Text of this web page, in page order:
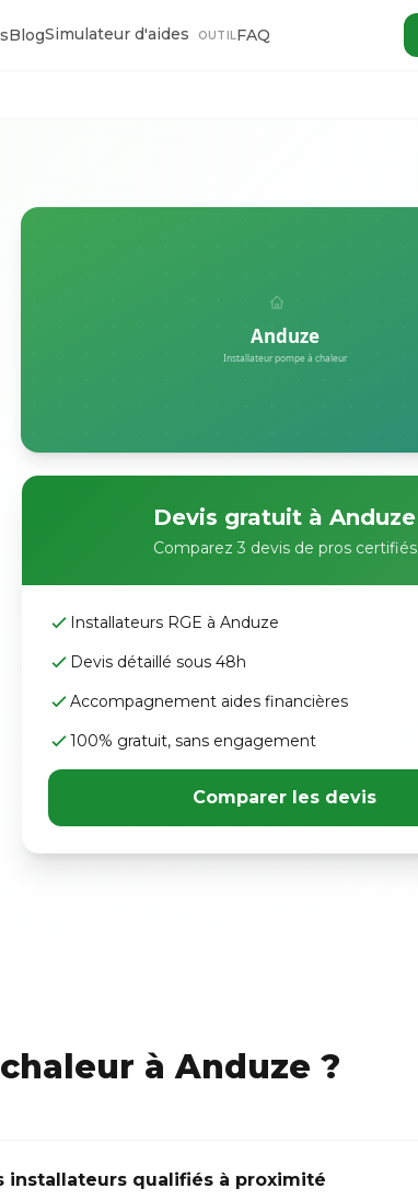
BlogSimulateur d'aides OUTILFAQ
Devis gratuit à Anduze
Comparez 3 devis de pros certifiés
Installateurs RGE à Anduze
Devis détaillé sous 48h
Accompagnement aides financières
100% gratuit, sans engagement
Comparer les devis
à Anduze ?
installateurs qualifiés à proximité